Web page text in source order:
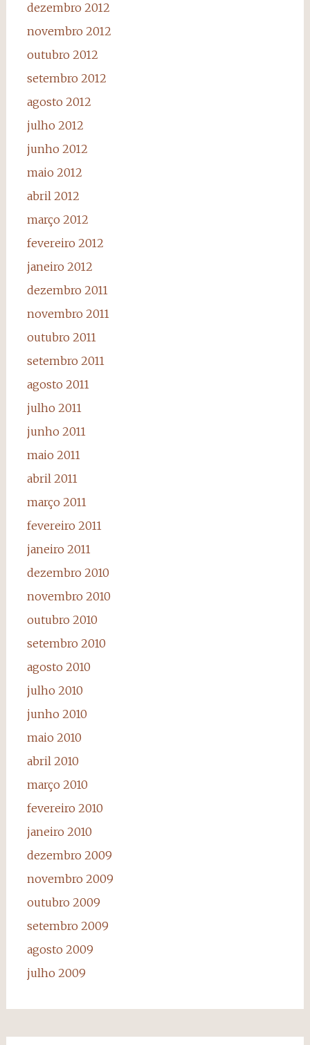
dezembro 2012
novembro 2012
outubro 2012
setembro 2012
agosto 2012
julho 2012
junho 2012
maio 2012
abril 2012
março 2012
fevereiro 2012
janeiro 2012
dezembro 2011
novembro 2011
outubro 2011
setembro 2011
agosto 2011
julho 2011
junho 2011
maio 2011
abril 2011
março 2011
fevereiro 2011
janeiro 2011
dezembro 2010
novembro 2010
outubro 2010
setembro 2010
agosto 2010
julho 2010
junho 2010
maio 2010
abril 2010
março 2010
fevereiro 2010
janeiro 2010
dezembro 2009
novembro 2009
outubro 2009
setembro 2009
agosto 2009
julho 2009